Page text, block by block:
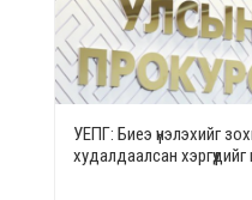
УЕПГ: Биеэ үнэлэхийг
худалдаалсан хэргүүдийг